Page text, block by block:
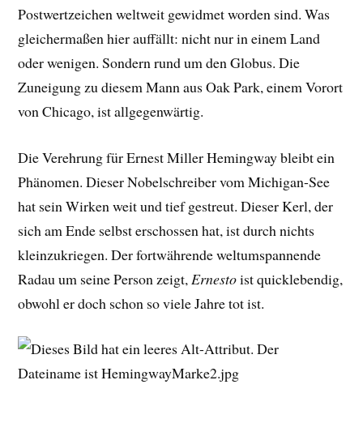
Postwertzeichen weltweit gewidmet worden sind. Was
gleichermaßen hier auffällt: nicht nur in einem Land
oder wenigen. Sondern rund um den Globus. Die
Zuneigung zu diesem Mann aus Oak Park, einem Vorort
von Chicago, ist allgegenwärtig.
Die Verehrung für Ernest Miller Hemingway bleibt ein
Phänomen. Dieser Nobelschreiber vom Michigan-See
hat sein Wirken weit und tief gestreut. Dieser Kerl, der
sich am Ende selbst erschossen hat, ist durch nichts
kleinzukriegen. Der fortwährende weltumspannende
Radau um seine Person zeigt, Ernestoist quicklebendig,
obwohl er doch schon so viele Jahre tot ist.